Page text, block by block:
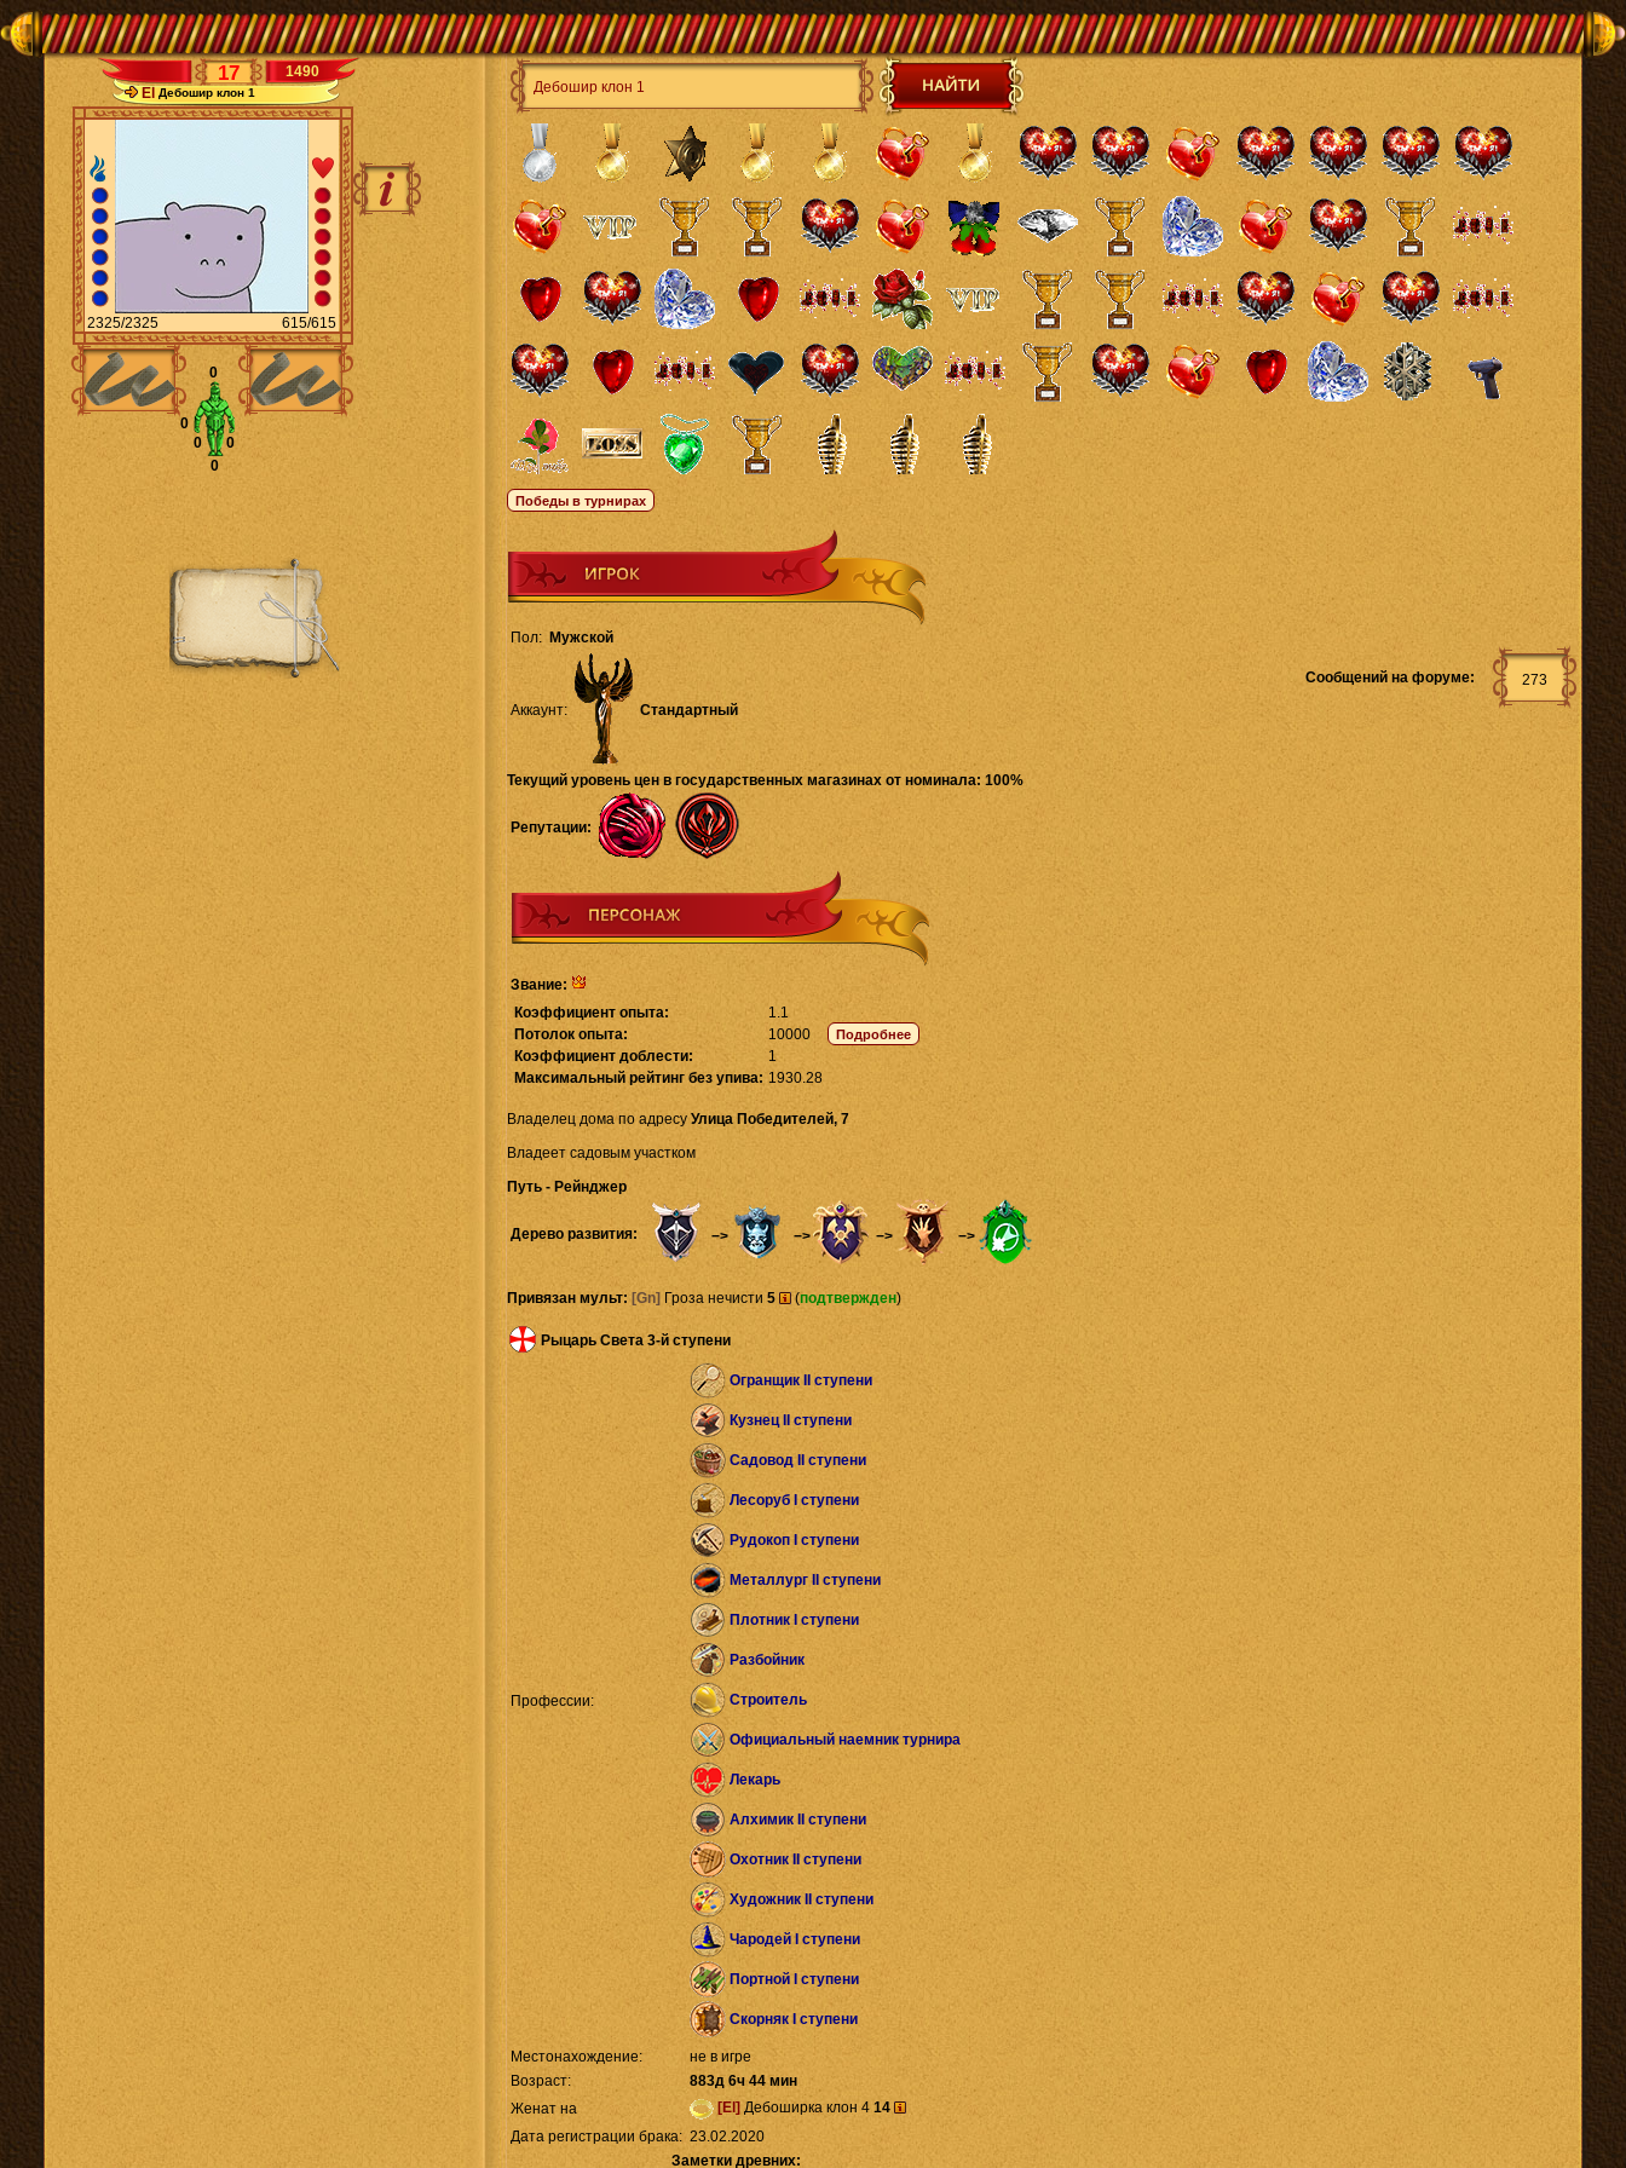
17
1490
El Дебошир клон 1
2325/2325 615/615
0
0
0
0 0
Пол: Мужской
Аккаунт: Стандартный
Текущий уровень цен в государственных магазинах от номинала: 100%
Сообщений на форуме: 273
Репутации:
Звание:
Коэффициент опыта:
1.1
Потолок опыта:
10000
Коэффициент доблести:
1
Максимальный рейтинг без упива: 1930.28
Владелец дома по адресу Улица Победителей, 7
Владеет садовым участком
Путь - Рейнджер
Дерево развития: −> −> −> −>
Привязан мульт: [Gn] Гроза нечисти 5 (подтвержден)
Рыцарь Света 3-й ступени
Профессии:
Огранщик II ступени
Кузнец II ступени
Садовод II ступени
Лесоруб I ступени
Рудокоп I ступени
Металлург II ступени
Плотник I ступени
Разбойник
Строитель
Официальный наемник турнира
Лекарь
Алхимик II ступени
Охотник II ступени
Художник II ступени
Чародей I ступени
Портной I ступени
Скорняк I ступени
Местонахождение:
не в игре
Возраст:
883д 6ч 44 мин
Женат на
[El] Дебоширка клон 4 14
Дата регистрации брака: 23.02.2020
Заметки древних: